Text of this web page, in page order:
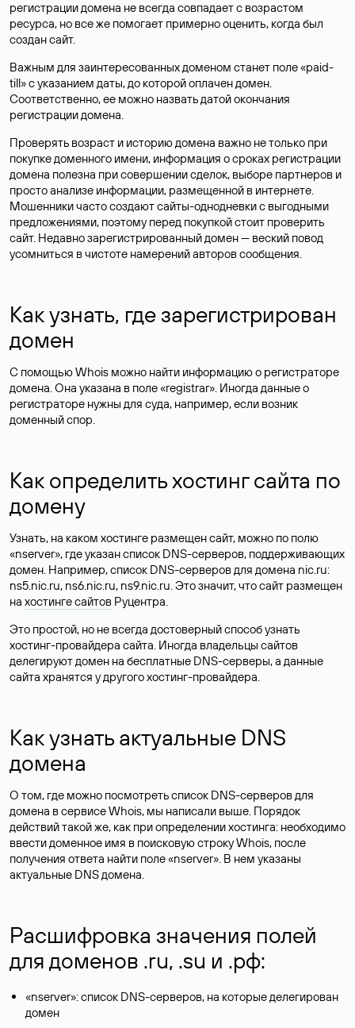
регистрации домена не всегда совпадает с возрастом
ресурса, но все же помогает примерно оценить, когда был
создан сайт.
Важным для заинтересованных доменом станет поле «paid-
till» с указанием даты, до которой оплачен домен.
Соответственно, ее можно назвать датой окончания
регистрации домена.
Проверять возраст и историю домена важно не только при
покупке доменного имени, информация о сроках регистрации
домена полезна при совершении сделок, выборе партнеров и
просто анализе информации, размещенной в интернете.
Мошенники часто создают сайты-однодневки с выгодными
предложениями, поэтому перед покупкой стоит проверить
сайт. Недавно зарегистрированный домен — веский повод
усомниться в чистоте намерений авторов сообщения.
Как узнать, где зарегистрирован
домен
С помощью Whois можно найти информацию о регистраторе
домена. Она указана в поле «registrar». Иногда данные о
регистраторе нужны для суда, например, если возник
доменный спор.
Как определить хостинг сайта по
домену
Узнать, на каком хостинге размещен сайт, можно по полю
«nserver», где указан список DNS-серверов, поддерживающих
домен. Например, список DNS-серверов для домена nic.ru:
ns5.nic.ru, ns6.nic.ru, ns9.nic.ru. Это значит, что сайт размещен
на хостинге сайтов Руцентра.
Это простой, но не всегда достоверный способ узнать
хостинг-провайдера сайта. Иногда владельцы сайтов
делегируют домен на бесплатные DNS-серверы, а данные
сайта хранятся у другого хостинг-провайдера.
Как узнать актуальные DNS
домена
О том, где можно посмотреть список DNS-серверов для
домена в сервисе Whois, мы написали выше. Порядок
действий такой же, как при определении хостинга: необходимо
ввести доменное имя в поисковую строку Whois, после
получения ответа найти поле «nserver». В нем указаны
актуальные DNS домена.
Расшифровка значения полей
для доменов .ru, .su и .рф:
«nserver»: список DNS-серверов, на которые делегирован
домен